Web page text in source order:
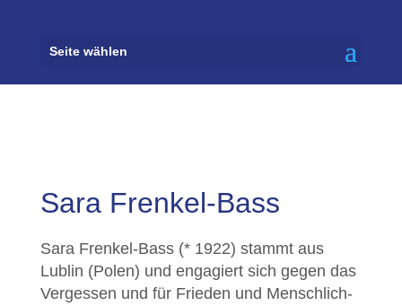
Seite wählen
Sara Frenkel-Bass
Sara Frenkel-Bass (* 1922) stammt aus
Lublin (Polen) und engagiert sich gegen das
Vergessen und für Frieden und Mensch­lich­